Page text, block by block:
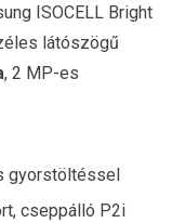
ISOCELL Bright
látószögű
, 2 MP-es
gyorstöltéssel
cseppálló P2i